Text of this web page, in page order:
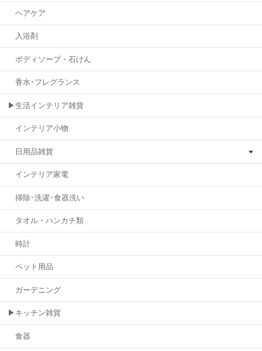
ヘアケア
入浴剤
ボディソープ・石けん
香水･フレグランス
▶生活インテリア雑貨
インテリア小物
日用品雑貨
インテリア家電
掃除･洗濯･食器洗い
タオル・ハンカチ類
時計
ペット用品
ガーデニング
▶キッチン雑貨
食器